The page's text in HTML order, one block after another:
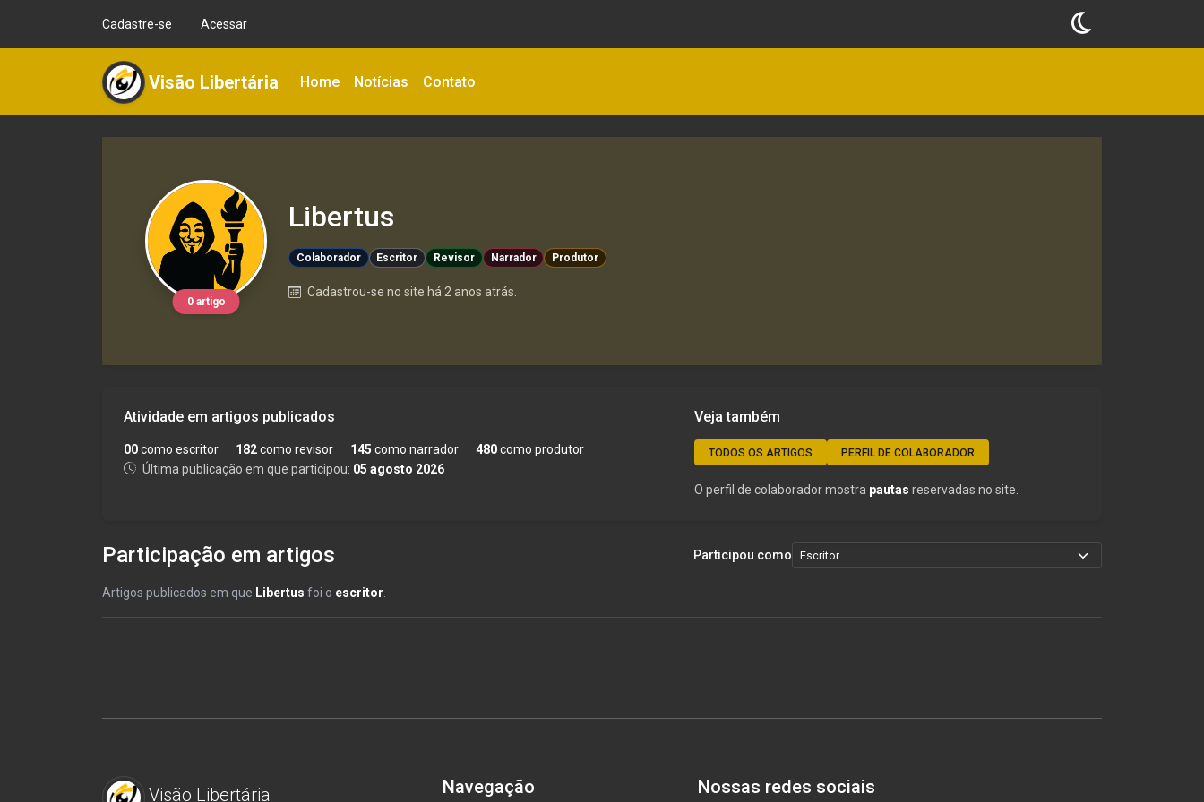
Cadastre-se Acessar
Visão Libertária Home Notícias Contato
0 artigo
Libertus
Colaborador Escritor Revisor Narrador Produtor
Cadastrou-se no site há 2 anos atrás.
Atividade em artigos publicados
00como escritor 182como revisor 145 como narrador 480como produtor
Última publicação em que participou: 05 agosto 2026
Veja também
TODOS OS ARTIGOS PERFIL DE COLABORADOR
O perfil de colaborador mostra pautas reservadas no site.
Participação em artigos Participou como
Artigos publicados em que Libertus foi o escritor
Visão Libertária Navegação Nossas redes sociais